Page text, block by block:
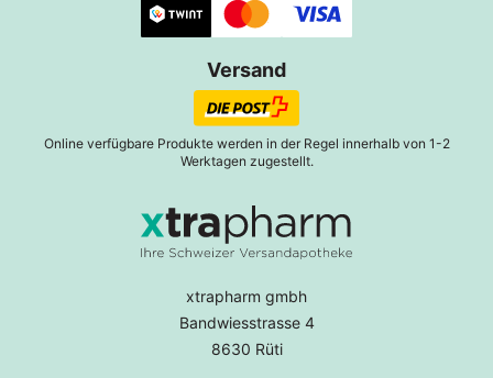
xtrapharm gmbh
Bandwiesstrasse 4
8630 Rüti
Versand
Online verfügbare Produkte werden in der Regel innerhalb von 1-2
Werktagen zugestellt.